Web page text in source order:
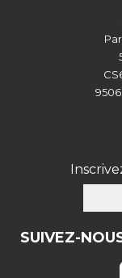
SUIVEZ-